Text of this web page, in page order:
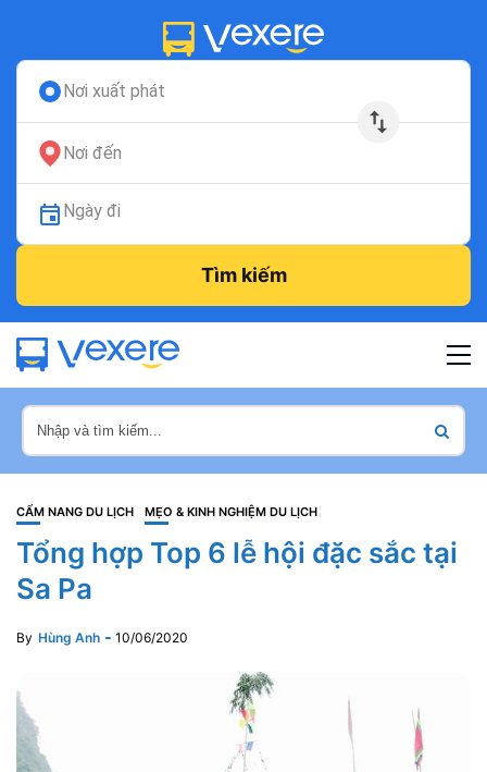
Nơi xuất phát
Nơi đến
Ngày đi
Tìm kiếm
CẨM NANG DU LỊCH MẸO & KINH NGHIỆM DU LỊCH
Tổng hợp Top 6 lễ hội đặc sắc tại
Sa Pa
By Hùng Anh 10/06/2020